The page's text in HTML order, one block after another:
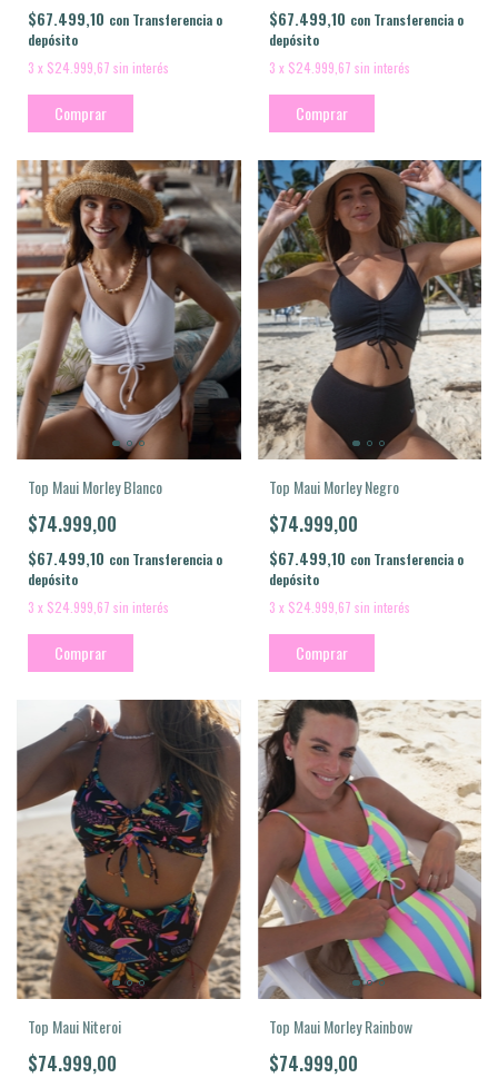
$67.499,10 con Transferencia o
depósito
3 x $24.999,67 sin interés
Comprar
$67.499,10 con Transferencia o
depósito
3 x $24.999,67 sin interés
Comprar
Top Maui Morley Blanco
$74.999,00
$67.499,10 con Transferencia o
depósito
3 x $24.999,67 sin interés
Comprar
Top Maui Morley Negro
$74.999,00
$67.499,10 con Transferencia o
depósito
3 x $24.999,67 sin interés
Comprar
Top Maui Niteroi
$74.999,00
Top Maui Morley Rainbow
$74.999,00